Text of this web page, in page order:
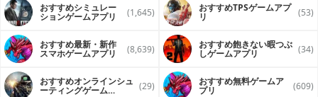
おすすめシミュレー
ションゲームアプリ (1,645) おすすめTPSゲームアプ
リ (53)
おすすめ最新・新作
スマホゲームアプリ (8,639) おすすめ飽きない暇つぶ
しゲームアプリ (34)
おすすめオンラインシュ
ーティングゲーム (29) おすすめ無料ゲームア
プリ (609)